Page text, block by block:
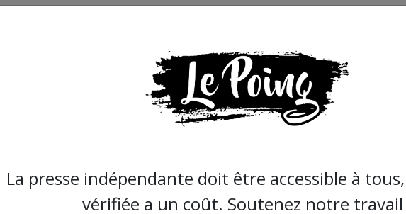
nous pensons que la presse indépendante doit être accessible à toutes
information engagée et de qualité nécessite du temps et de l’argent,
aux ordres de Bolloré et de ses amis… Pourvu que ça dure ! Ça
:
La presse indépendante doit être accessible à
vérifiée a un coût. Soutenez notre travail